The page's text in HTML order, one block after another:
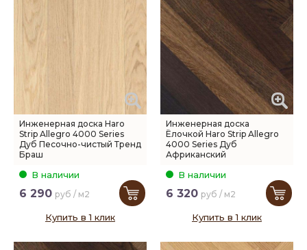
Инженерная доска Haro
Strip Allegro 4000 Series
Дуб Песочно-чистый Тренд
Браш
В наличии
6 290 руб / м2
Купить в 1 клик
Инженерная доска
Ёлочкой Haro Strip Allegro
4000 Series Дуб
Африканский
В наличии
6 320 руб / м2
Купить в 1 клик